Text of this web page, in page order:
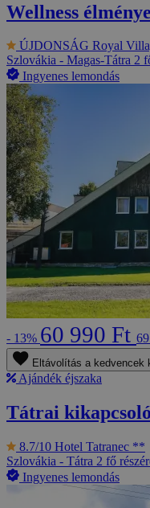
Wellness
ÚJDONSÁG Royal
Szlovákia - Magas-Tátra 2
Ingyenes lemondás
- 13% 60 990 Ft
Eltávolítás a kedvencek
Ajándék éjszaka
Tátrai
8.7/10 Hotel Tatranec **
Szlovákia - Tátra 2 fő
Ingyenes lemondás